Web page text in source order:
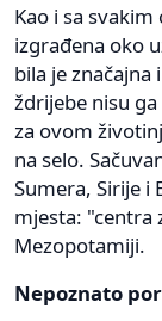
Kao i sa
izgrađena oko
bila je
ždrijebe nisu
za ovom
na selo.
Sumera, Sirije i
mjesta: "centra
Mezopotamiji.
Nepoznato